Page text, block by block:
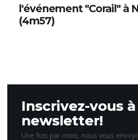
l'événement "Corail" à
(4m57)
Inscrivez-vous
newsletter!
Une fois par mois, nous vous